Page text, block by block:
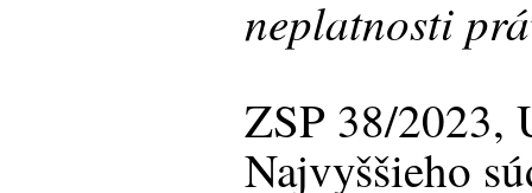
neplatnosti
ZSP 38/2023,
Najvyššieho